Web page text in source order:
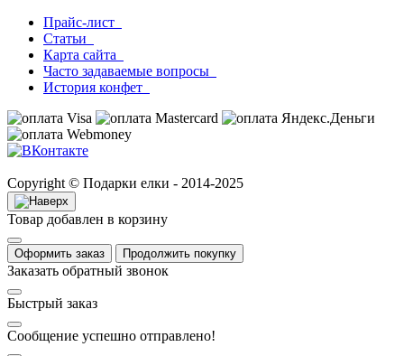
Прайс-лист
Статьи
Карта сайта
Часто задаваемые вопросы
История конфет
Copyright © Подарки елки - 2014-2025
Товар добавлен в корзину
Оформить заказ Продолжить покупку
Заказать обратный звонок
Быстрый заказ
Сообщение успешно отправлено!